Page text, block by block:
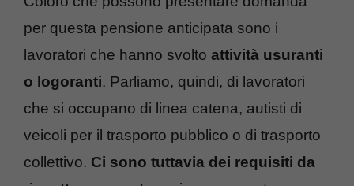
per questa pensione anticipata sono i
lavoratori che hanno svolto attività usuranti
o logoranti. Parliamo, quindi, di lavoratori
che si occupano di linea catena, autisti di
veicoli per il trasporto pubblico o di trasporto
collettivo. Ci sono tuttavia dei requisiti da